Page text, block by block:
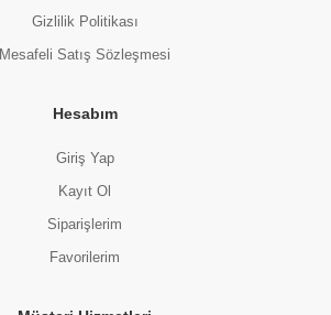
Gizlilik Politikası
Mesafeli Satış Sözleşmesi
Hesabım
Giriş Yap
Kayıt Ol
Siparişlerim
Favorilerim